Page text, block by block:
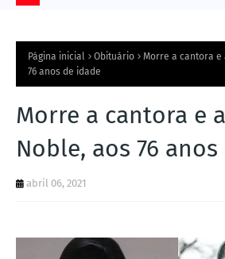
L
TI
M
A
O
Página inicial Obituário
Morre a cantora e
76 anos de idade
Morre a cantora e
Noble, aos 76
abril 06, 2021